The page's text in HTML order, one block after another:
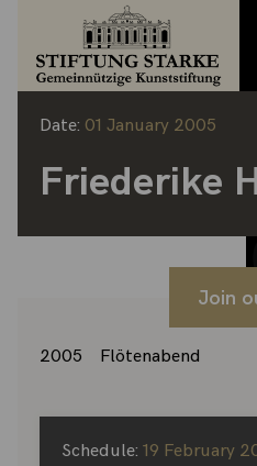
Date: 01 January 2005
Friederike
Join
2005 Flötenabend
Schedule: 19 February